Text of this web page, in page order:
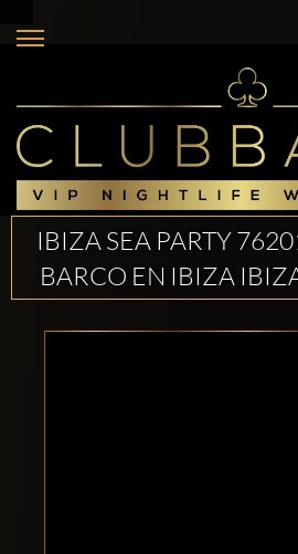
IBIZA SEA PARTY
BARCO EN IBIZA